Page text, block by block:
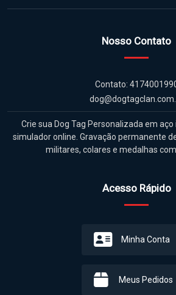
Nosso Contato
Contato:
Crie sua Dog Tag Personalizada em
simulador online. Gravação permanente
militares, colares e medalhas
Acesso Rápido
Minha Conta
Meus Pedidos